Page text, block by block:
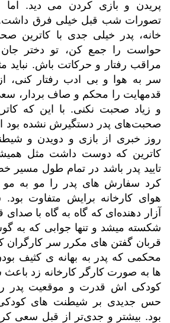
پریدن و بازی کردن می دید. اما
تصورات شب قبل خیلی فرق داشت.
خانه، پدر خیلی جدی با کاترین
حواست را جمع کن، تو دختر
مراقب رفتار و حرکاتت باش. نباید
سر به هوا و بی ادب رفتار کنی،
قدمهایت را محکم و صاف بردار،
و زیاد صحبت نکنی. با این که
صحبت‌های پدر دستگیرش نشده بود
روز خبری از بازی و دویدن و
کاترین که دوست داشت مثل
تایید پدر باشد در تمام طول مسیر
کرد سفارش های پدر را مو به مو
هوای کارخانه برایش متفاوت
آزار دهنده‌ای که گاه به گاه با صدای
شکسته میشد و تنها جوابی که به
قربان گفتن های مکرر سر کارگران
محکمی که پدر به بهانه ی کثیف
ها به صورت کارگر کارخانه زد باعث
کودکی اش قدرت و موقعیت پدر را
حس جدیدی بر شیطنت های
بود. بیشتر و جدی‌تر از قبل سعی